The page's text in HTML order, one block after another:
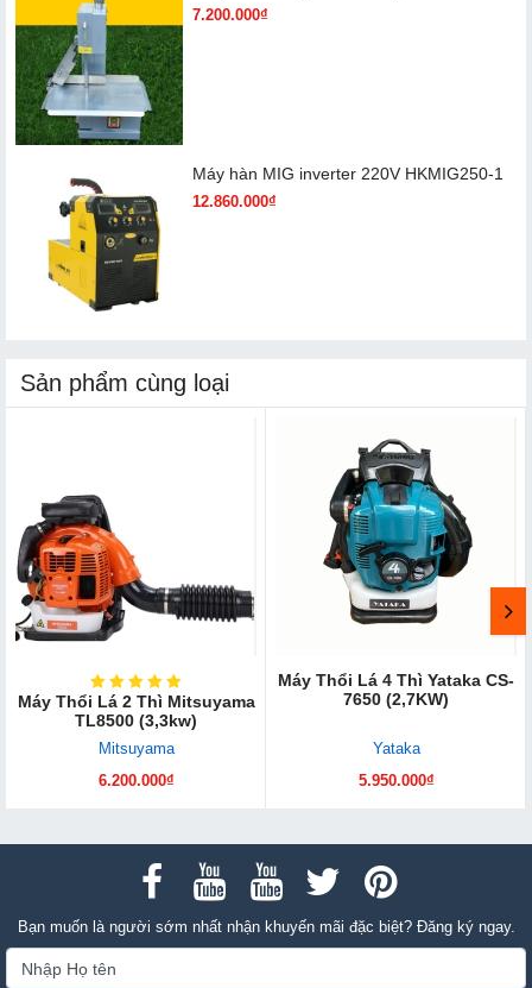
7.200.000₫
Máy hàn MIG inverter 220V HKMIG250-1
12.860.000₫
Sản phẩm cùng loại
Máy Thổi Lá 2 Thì Mitsuyama
TL8500 (3,3kw)
Mitsuyama
6.200.000₫
Máy Thổi Lá 4 Thì Yataka CS-
7650 (2,7KW)
Yataka
5.950.000₫
Bạn muốn là người sớm nhất nhận khuyến mãi đặc biệt? Đăng ký ngay.